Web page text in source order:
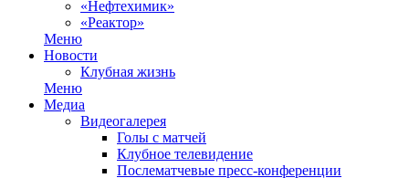
«Нефтехимик»
«Реактор»
Меню
Новости
Клубная жизнь
Меню
Медиа
Видеогалерея
Голы с матчей
Клубное телевидение
Послематчевые пресс-конференции